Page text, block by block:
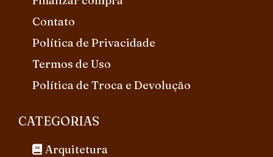
Contato
Política de Privacidade
Termos de Uso
Política de Troca e Devolução
CATEGORIAS
Arquitetura